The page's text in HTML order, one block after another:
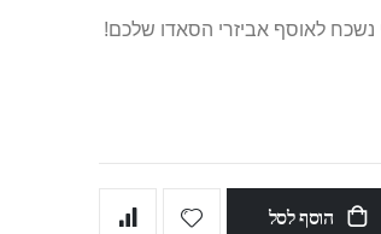
נשכח לאוסף אביזרי הסאדו שלכם!
הוסף לסל